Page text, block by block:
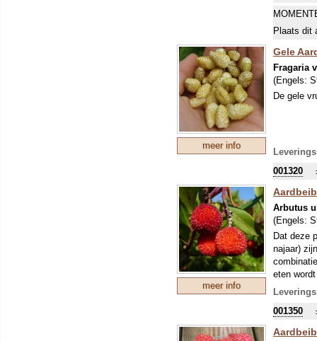
Plaats dit
meer info
Gele
Fragaria
(Engels:
De gele
001320
meer info
Arbutus
(Engels:
Dat deze
najaar)
eten
op een
Noord-
zeer
001350